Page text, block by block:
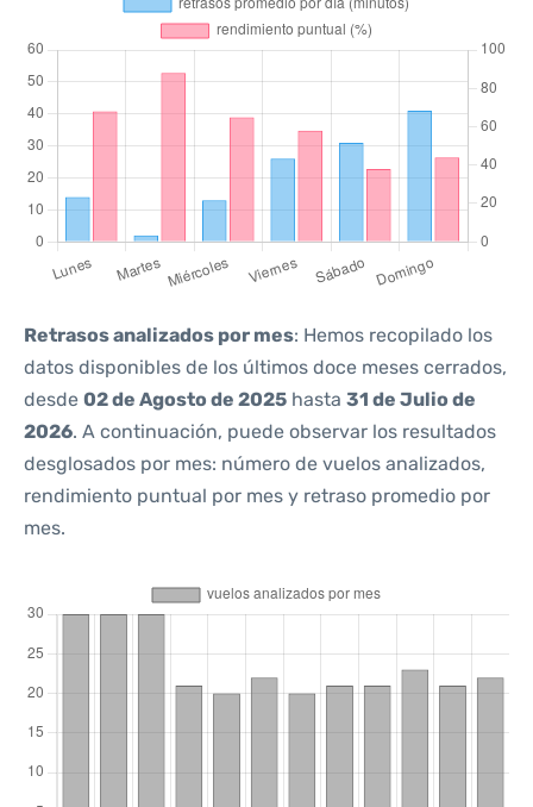
Retrasos analizados por mes: Hemos recopilado los
datos disponibles de los últimos doce meses cerrados,
desde 02 de Agosto de 2025 hasta 31 de Julio de
2026. A continuación, puede observar los resultados
desglosados por mes: número de vuelos analizados,
rendimiento puntual por mes y retraso promedio por
mes.